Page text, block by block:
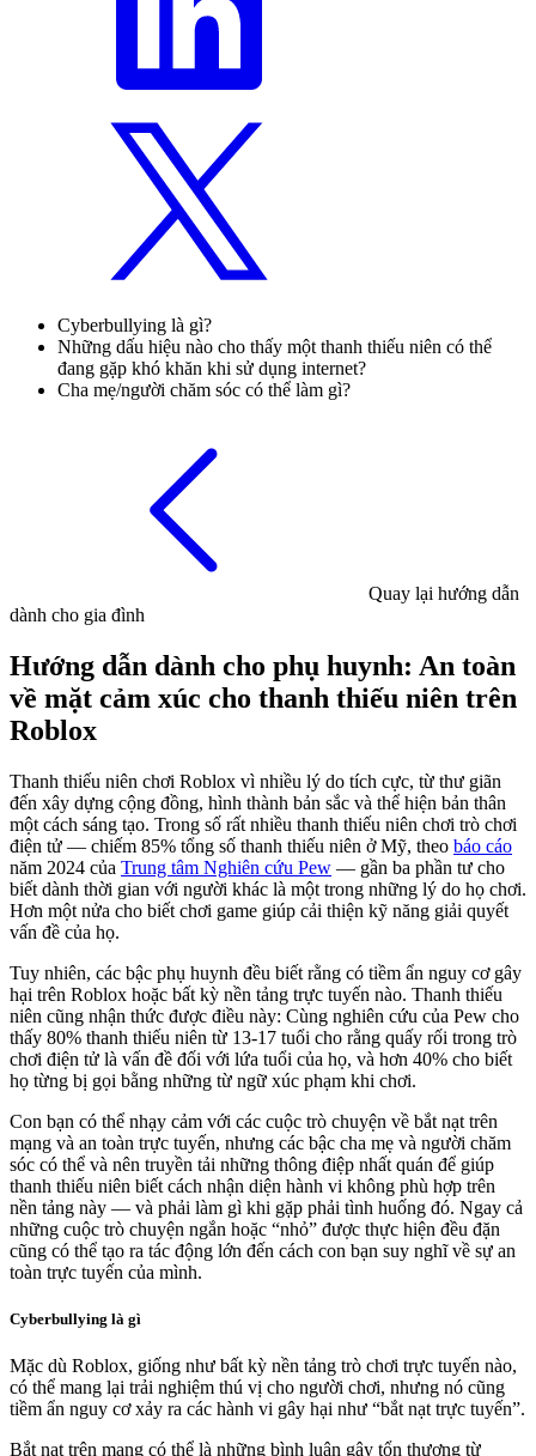
Cyberbullying là gì?
Những dấu hiệu nào cho thấy một thanh thiếu niên có thể
đang gặp khó khăn khi sử dụng internet?
Cha mẹ/người chăm sóc có thể làm gì?
Quay lại hướng dẫn
dành cho gia đình
Hướng dẫn dành cho phụ huynh: An toàn
về mặt cảm xúc cho thanh thiếu niên trên
Roblox
Thanh thiếu niên chơi Roblox vì nhiều lý do tích cực, từ thư giãn
đến xây dựng cộng đồng, hình thành bản sắc và thể hiện bản thân
một cách sáng tạo. Trong số rất nhiều thanh thiếu niên chơi trò chơi
điện tử — chiếm 85% tổng số thanh thiếu niên ở Mỹ, theo báo cáo
năm 2024 của Trung tâm Nghiên cứu Pew — gần ba phần tư cho
biết dành thời gian với người khác là một trong những lý do họ chơi.
Hơn một nửa cho biết chơi game giúp cải thiện kỹ năng giải quyết
vấn đề của họ.
Tuy nhiên, các bậc phụ huynh đều biết rằng có tiềm ẩn nguy cơ gây
hại trên Roblox hoặc bất kỳ nền tảng trực tuyến nào. Thanh thiếu
niên cũng nhận thức được điều này: Cùng nghiên cứu của Pew cho
thấy 80% thanh thiếu niên từ 13-17 tuổi cho rằng quấy rối trong trò
chơi điện tử là vấn đề đối với lứa tuổi của họ, và hơn 40% cho biết
họ từng bị gọi bằng những từ ngữ xúc phạm khi chơi.
Con bạn có thể nhạy cảm với các cuộc trò chuyện về bắt nạt trên
mạng và an toàn trực tuyến, nhưng các bậc cha mẹ và người chăm
sóc có thể và nên truyền tải những thông điệp nhất quán để giúp
thanh thiếu niên biết cách nhận diện hành vi không phù hợp trên
nền tảng này — và phải làm gì khi gặp phải tình huống đó. Ngay cả
những cuộc trò chuyện ngắn hoặc “nhỏ” được thực hiện đều đặn
cũng có thể tạo ra tác động lớn đến cách con bạn suy nghĩ về sự an
toàn trực tuyến của mình.
Cyberbullying là gì
Mặc dù Roblox, giống như bất kỳ nền tảng trò chơi trực tuyến nào,
có thể mang lại trải nghiệm thú vị cho người chơi, nhưng nó cũng
tiềm ẩn nguy cơ xảy ra các hành vi gây hại như “bắt nạt trực tuyến”.
Bắt nạt trên mạng có thể là những bình luận gây tổn thương từ